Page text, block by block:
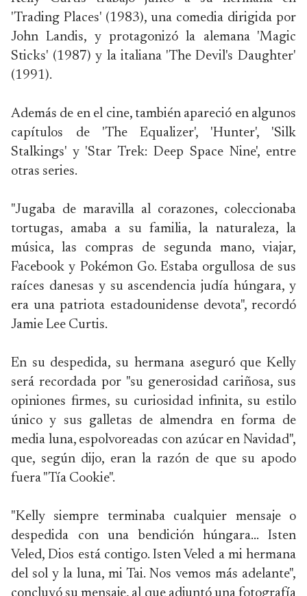
'Trading Places' (1983), una comedia dirigida por
John Landis, y protagonizó la alemana 'Magic
Sticks' (1987) y la italiana 'The Devil's Daughter'
(1991).
Además de en el cine, también apareció en algunos
capítulos de 'The Equalizer', 'Hunter', 'Silk
Stalkings' y 'Star Trek: Deep Space Nine', entre
otras series.
"Jugaba de maravilla al corazones, coleccionaba
tortugas, amaba a su familia, la naturaleza, la
música, las compras de segunda mano, viajar,
Facebook y Pokémon Go. Estaba orgullosa de sus
raíces danesas y su ascendencia judía húngara, y
era una patriota estadounidense devota", recordó
Jamie Lee Curtis.
En su despedida, su hermana aseguró que Kelly
será recordada por "su generosidad cariñosa, sus
opiniones firmes, su curiosidad infinita, su estilo
único y sus galletas de almendra en forma de
media luna, espolvoreadas con azúcar en Navidad",
que, según dijo, eran la razón de que su apodo
fuera "Tía Cookie".
"Kelly siempre terminaba cualquier mensaje o
despedida con una bendición húngara… Isten
Veled, Dios está contigo. Isten Veled a mi hermana
del sol y la luna, mi Tai. Nos vemos más adelante",
concluyó su mensaje, al que adjuntó una fotografía